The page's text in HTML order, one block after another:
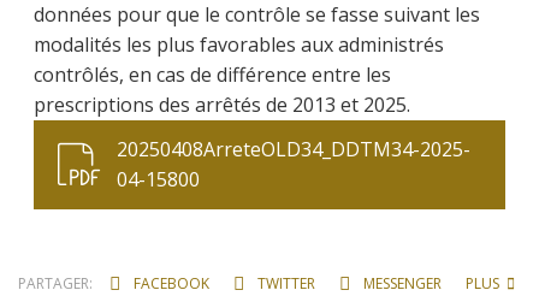
données pour que le contrôle se fasse suivant les
modalités les plus favorables aux administrés
contrôlés, en cas de différence entre les
prescriptions des arrêtés de 2013 et 2025.
20250408ArreteOLD34_DDTM34-2025-
04-15800
PARTAGER: FACEBOOK TWITTER MESSENGER PLUS